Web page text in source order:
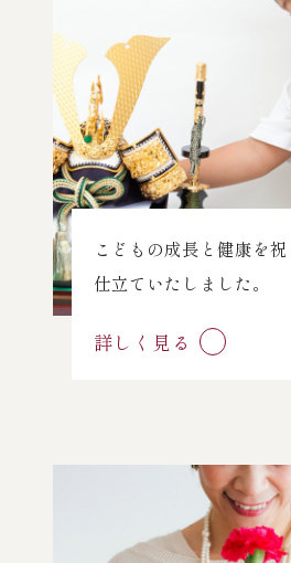
こどもの成長と健康を
仕立ていたしました。
詳しく見る